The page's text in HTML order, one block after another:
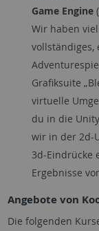
Game Engine
Wir haben
vollständiges,
Grafiksuite
virtuelle
du in die
wir in der 2d-
3d-Eindrücke
Ergebnisse
Angebote von
Die folgenden